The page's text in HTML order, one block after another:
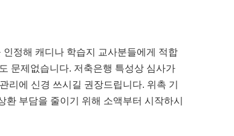
정해 캐디나 학습지 교사분들에게 적합
문제없습니다. 저축은행 특성상 심사가
리에 신경 쓰시길 권장드립니다. 위촉 기
부담을 줄이기 위해 소액부터 시작하시